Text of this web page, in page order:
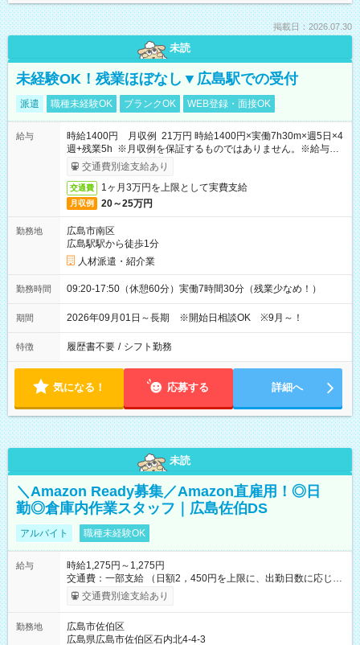
掲載日：2026.07.30
未読
未経験OK！残業ほぼなし▼広島駅での受付
派遣 職種未経験OK ブランクOK WEB登録・面接OK
給与
時給1400円 月収例 21万円 時給1400円×実働7h30m×週5日×4
週+残業5h ※月収例を保証するものではありません。※給与即
受取りサービス利用可（利用条件有）
交通費別途支給あり
交通費 1ヶ月3万円を上限として実費支給
月収例 20～25万円
勤務地
広島市南区
広島駅駅から徒歩1分
人材派遣・紹介業
勤務時間 09:20-17:50（休憩60分）実働7時間30分（残業少なめ！）
期間 2026年09月01日～長期 ※開始日相談OK ※9月～！
特徴 履歴書不要 / シフト勤務
気になる！ 応募する 詳細へ
未読
＼Amazon Ready募集／Amazon直雇用！◎日
勤◎倉庫内作業スタッフ｜広島佐伯DS
アルバイト 職種未経験OK
給与
時給1,275円～1,275円
交通費：一部支給 （日額2，450円を上限に、出勤日数に応じて
実費支給） ※22:00～翌5:00までは時給25%UP！ ■給与前払い
制度あり ※前払い額の上限あり、手数料無料（Amazon負担）
交通費別途支給あり
勤務地
広島市佐伯区
広島県広島市佐伯区石内北4-4-3